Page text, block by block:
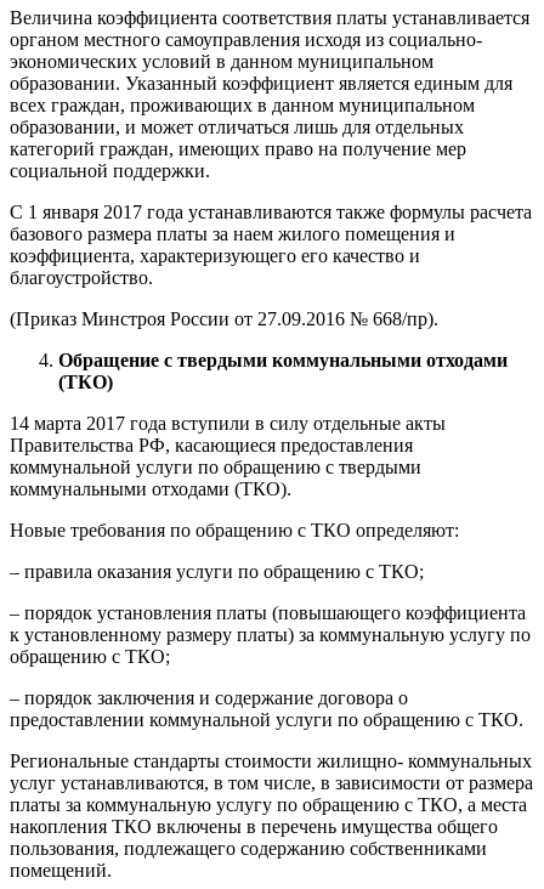
Величина коэффициента соответствия платы устанавливается
органом местного самоуправления исходя из социально-
экономических условий в данном муниципальном
образовании. Указанный коэффициент является единым для
всех граждан, проживающих в данном муниципальном
образовании, и может отличаться лишь для отдельных
категорий граждан, имеющих право на получение мер
социальной поддержки.
С 1 января 2017 года устанавливаются также формулы расчета
базового размера платы за наем жилого помещения и
коэффициента, характеризующего его качество и
благоустройство.
(Приказ Минстроя России от 27.09.2016 № 668/пр).
Обращение с твердыми коммунальными отходами
(ТКО)
14 марта 2017 года вступили в силу отдельные акты
Правительства РФ, касающиеся предоставления
коммунальной услуги по обращению с твердыми
коммунальными отходами (ТКО).
Новые требования по обращению с ТКО определяют:
– правила оказания услуги по обращению с ТКО;
– порядок установления платы (повышающего коэффициента
к установленному размеру платы) за коммунальную услугу по
обращению с ТКО;
– порядок заключения и содержание договора о
предоставлении коммунальной услуги по обращению с ТКО.
Региональные стандарты стоимости жилищно- коммунальных
услуг устанавливаются, в том числе, в зависимости от размера
платы за коммунальную услугу по обращению с ТКО, а места
накопления ТКО включены в перечень имущества общего
пользования, подлежащего содержанию собственниками
помещений.